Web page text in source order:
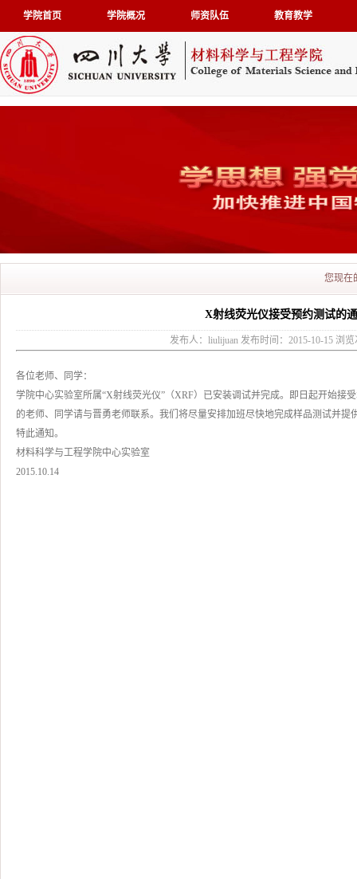
学院首页 学院概况 师资队伍 教育教学
您现在
X射线荧光仪接受预约测试的
发布人：liulijuan 发布时间：2015-10-15 浏
各位老师、同学：
学院中心实验室所属“X射线荧光仪”（XRF）已安装调试并完成。即日起开始接
的老师、同学请与晋勇老师联系。我们将尽量安排加班尽快地完成样品测试并提
特此通知。
材料科学与工程学院中心实验室
2015.10.14